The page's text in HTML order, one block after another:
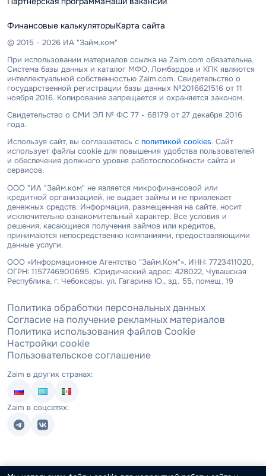
Финансовые калькуляторыКарта сайта
© 2015 - 2026 ИА "Займ.ком"
При использовании материалов ссылка на Zaim.com обязательна.
Система базы данных и каталог МФО, Ломбардов и КПК являются
интеллектуальной собственностью Zaim.com. Свидетельство о
государственной регистрации базы данных №2016621516 от 11
ноября 2016. Копирование запрещается и охраняется законом.
Свидетельство о СМИ ЭЛ № ФС 77 - 68179 от 27 декабря 2016
года.
Используя сайт, вы соглашаетесь с политикой cookies. Сайт
использует файлы cookie для повышения удобства пользователей
и обеспечения должного уровня работоспособности сайта и
сервисов.
ООО "ИА "Займ.ком" не является микрофинансовой или
кредитной организацией, не выдает займы и не привлекает
денежных средств. Информация, размещенная на сайте, носит
исключительно ознакомительный характер. Все условия и
решения, касающиеся получения займов или кредитов,
принимаются непосредственно компаниями, предоставляющими
данные услуги.
ООО «Информационное Агентство "Займ.Ком"», ИНН: 7723411020,
ОГРН: 1157746900695. Юридический адрес: 428022, Чувашская
Республика, г. Чебоксары, ул. Гагарина Ю., зд. 55, помещ. 19
Политика обработки персональных данных
Согласие на получение рекламных материалов
Политика использования файлов Cookie
Настройки cookie
Пользовательское соглашение
Zaim в других странах:
Zaim в соцсетях: